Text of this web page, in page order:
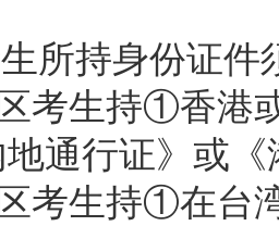
生所持身份证
考生持①香港
通行证》或
考生持①在台